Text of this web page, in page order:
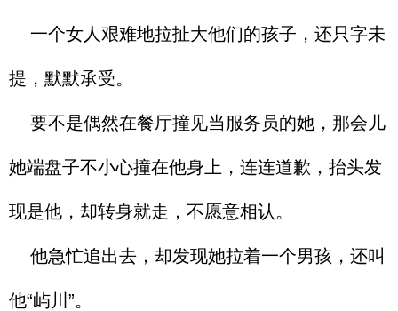
一个女人艰难地拉扯大他们的孩子，还只字未
提，默默承受。
要不是偶然在餐厅撞见当服务员的她，那会儿
她端盘子不小心撞在他身上，连连道歉，抬头发
现是他，却转身就走，不愿意相认。
他急忙追出去，却发现她拉着一个男孩，还叫
他“屿川”。